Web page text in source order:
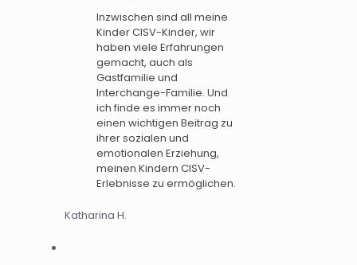
Inzwischen sind all meine
Kinder CISV-Kinder, wir
haben viele Erfahrungen
gemacht, auch als
Gastfamilie und
Interchange-Familie. Und
ich finde es immer noch
einen wichtigen Beitrag zu
ihrer sozialen und
emotionalen Erziehung,
meinen Kindern CISV-
Erlebnisse zu ermöglichen.
Katharina H.